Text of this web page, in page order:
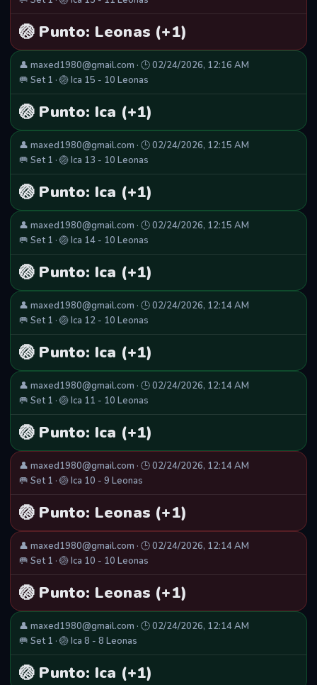
🏐 Punto: Leonas (+1)
👤 maxed1980@gmail.com · 🕒 02/24/2026, 12:16 AM
🥅 Set 1 · 🏐 Ica 15 - 10 Leonas
🏐 Punto: Ica (+1)
👤 maxed1980@gmail.com · 🕒 02/24/2026, 12:15 AM
🥅 Set 1 · 🏐 Ica 13 - 10 Leonas
🏐 Punto: Ica (+1)
👤 maxed1980@gmail.com · 🕒 02/24/2026, 12:15 AM
🥅 Set 1 · 🏐 Ica 14 - 10 Leonas
🏐 Punto: Ica (+1)
👤 maxed1980@gmail.com · 🕒 02/24/2026, 12:14 AM
🥅 Set 1 · 🏐 Ica 12 - 10 Leonas
🏐 Punto: Ica (+1)
👤 maxed1980@gmail.com · 🕒 02/24/2026, 12:14 AM
🥅 Set 1 · 🏐 Ica 11 - 10 Leonas
🏐 Punto: Ica (+1)
👤 maxed1980@gmail.com · 🕒 02/24/2026, 12:14 AM
🥅 Set 1 · 🏐 Ica 10 - 9 Leonas
🏐 Punto: Leonas (+1)
👤 maxed1980@gmail.com · 🕒 02/24/2026, 12:14 AM
🥅 Set 1 · 🏐 Ica 10 - 10 Leonas
🏐 Punto: Leonas (+1)
👤 maxed1980@gmail.com · 🕒 02/24/2026, 12:14 AM
🥅 Set 1 · 🏐 Ica 8 - 8 Leonas
🏐 Punto: Ica (+1)